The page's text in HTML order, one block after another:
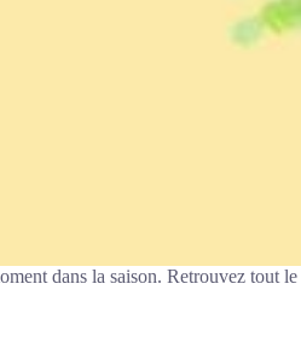
dans la saison. Retrouvez